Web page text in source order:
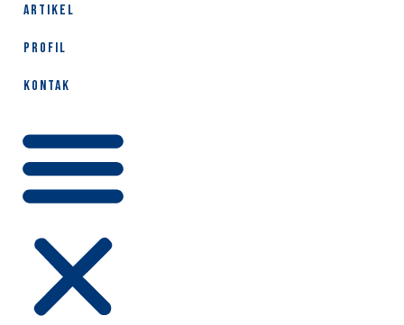
ARTIKEL
PROFIL
KONTAK